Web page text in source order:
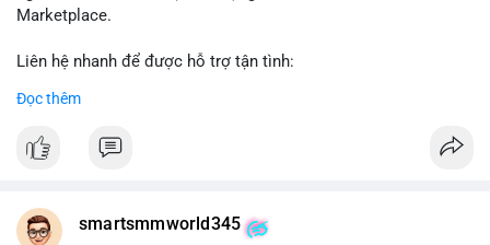
Marketplace.
Liên hệ nhanh để được hỗ trợ tận tình:
WhatsApp: +1 (605) 963-3652
#buywalmartselleraccounts
Đọc thêm
smartsmmworld345